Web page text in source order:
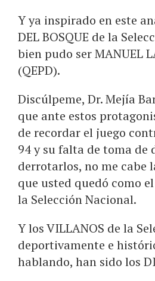
Y ya inspirado en este
DEL BOSQUE de la
bien pudo ser MANUEL
(QEPD).
Discúlpeme, Dr. Mejía
que ante estos
de recordar el juego
94 y su falta de toma de
derrotarlos, no me cabe
que usted quedó como
la Selección Nacional.
Y los VILLANOS de la
deportivamente e
hablando, han sido los